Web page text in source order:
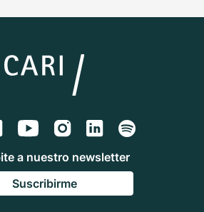
a nuestro newsletter
Suscribirme